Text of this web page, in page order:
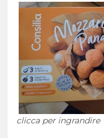
clicca per ingrandire